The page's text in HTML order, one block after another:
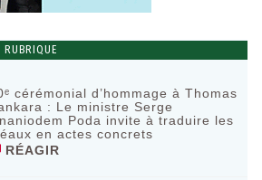
RUBRIQUE
cérémonial d’hommage à Thomas
: Le ministre Serge
Poda invite à traduire les
en actes concrets
RÉAGIR